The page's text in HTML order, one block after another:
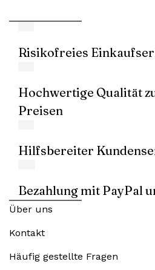
Risikofreies
Hochwertige Qualität
Preisen
Hilfsbereiter
Bezahlung mit PayPal
Über uns
Kontakt
Häufig gestellte Fragen